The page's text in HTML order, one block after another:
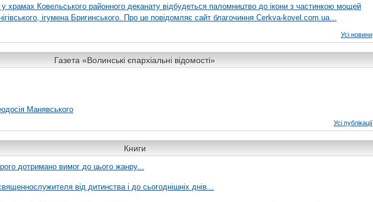
у храмах Ковельського районного деканату відбудеться паломництво до ікони з частинкою мощей
ігумена Бригинського. Про це повідомляє сайт благочиння Сerkva-kovel.com.ua...
Усі новини
Газета «Волинські єпархіальні відомості»
Манявського
Усі публікації
Книги
дотримано вимог до цього жанру...
від дитинства і до сьогоднішніх днів...